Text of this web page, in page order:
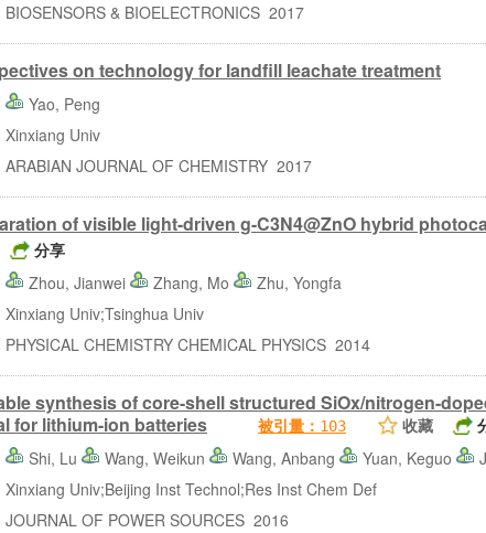
BIOSENSORS & BIOELECTRONICS 2017
on technology for landfill leachate treatment
Yao, Peng
Xinxiang Univ
ARABIAN JOURNAL OF CHEMISTRY 2017
of visible light-driven g-C3N4@ZnO hybrid
分享
Zhou, Jianwei Zhang, Mo
Zhu, Yongfa
Xinxiang Univ;Tsinghua Univ
PHYSICAL CHEMISTRY CHEMICAL PHYSICS 2014
synthesis of core-shell structured SiOx/nitrogen-
for lithium-ion batteries
被引量： 103 收藏
Shi, Lu Wang, Weikun Wang, Anbang Yuan, Keguo
Xinxiang Univ;Beijing Inst Technol;Res Inst Chem Def
JOURNAL OF POWER SOURCES 2016